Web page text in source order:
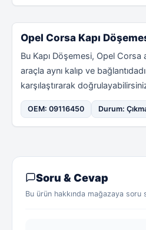
Opel Corsa Kapı
Bu Kapı Döşemesi, Opel
araçla aynı kalıp ve
karşılaştırarak
OEM: 09116450 Durum:
Soru & Cevap
Bu ürün hakkında mağazaya